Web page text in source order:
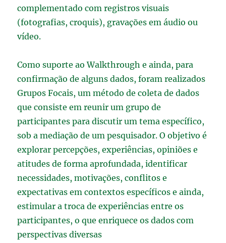
complementado com registros visuais
(fotografias, croquis), gravações em áudio ou
vídeo.
Como suporte ao Walkthrough e ainda, para
confirmação de alguns dados, foram realizados
Grupos Focais, um método de coleta de dados
que consiste em reunir um grupo de
participantes para discutir um tema específico,
sob a mediação de um pesquisador. O objetivo é
explorar percepções, experiências, opiniões e
atitudes de forma aprofundada, identificar
necessidades, motivações, conflitos e
expectativas em contextos específicos e ainda,
estimular a troca de experiências entre os
participantes, o que enriquece os dados com
perspectivas diversas